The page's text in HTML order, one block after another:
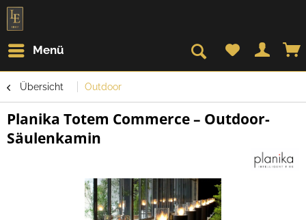
Menü
Übersicht Outdoor
Planika Totem Commerce – Outdoor-
Säulenkamin